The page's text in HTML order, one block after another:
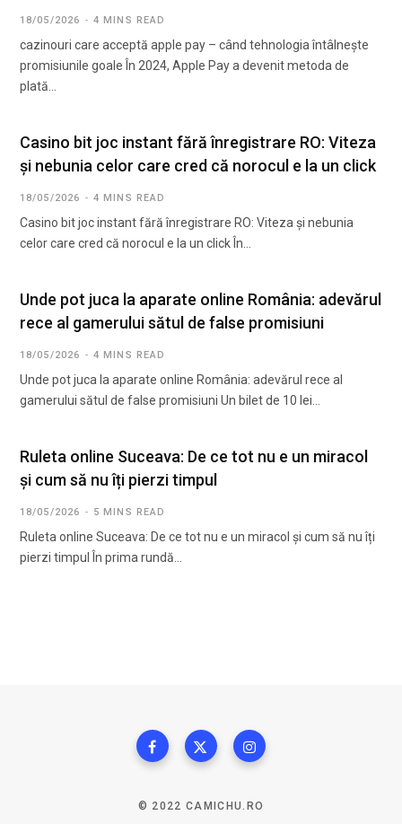
18/05/2026 4 MINS READ
cazinouri care acceptă apple pay – când tehnologia întâlnește
promisiunile goale În 2024, Apple Pay a devenit metoda de
plată…
Casino bit joc instant fără înregistrare RO: Viteza
și nebunia celor care cred că norocul e la un click
18/05/2026 4 MINS READ
Casino bit joc instant fără înregistrare RO: Viteza și nebunia
celor care cred că norocul e la un click În…
Unde pot juca la aparate online România: adevărul
rece al gamerului sătul de false promisiuni
18/05/2026 4 MINS READ
Unde pot juca la aparate online România: adevărul rece al
gamerului sătul de false promisiuni Un bilet de 10 lei…
Ruleta online Suceava: De ce tot nu e un miracol
și cum să nu îți pierzi timpul
18/05/2026 5 MINS READ
Ruleta online Suceava: De ce tot nu e un miracol și cum să nu îți
pierzi timpul În prima rundă…
© 2022 CAMICHU.RO